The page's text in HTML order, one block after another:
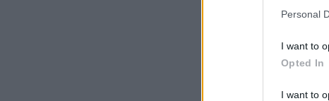
Personal
I want to
Opted In
I want to